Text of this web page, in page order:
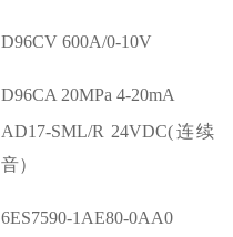
D96CV 600A/0-10V
D96CA 20MPa 4-20mA
AD17-SML/R 24VDC(连续
音）
6ES7590-1AE80-0AA0